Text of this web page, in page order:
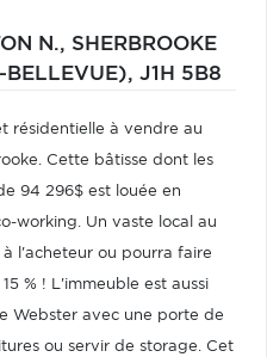
N., SHERBROOKE
BELLEVUE), J1H 5B8
résidentielle à vendre au
Cette bâtisse dont les
94 296$ est louée en
working. Un vaste local au
l'acheteur ou pourra faire
% ! L'immeuble est aussi
Webster avec une porte de
ou servir de storage. Cet